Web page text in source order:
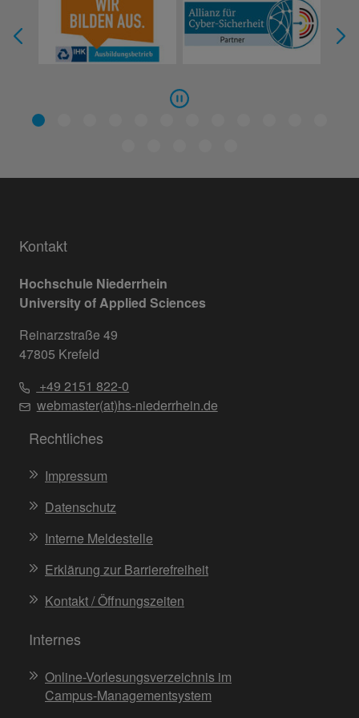
Kontakt
Hochschule Niederrhein
University of Applied Sciences
Reinarzstraße 49
47805 Krefeld
+49 2151 822-0
webmaster(at)hs-niederrhein.de
Rechtliches
Impressum
Datenschutz
Interne Meldestelle
Erklärung zur Barrierefreiheit
Kontakt / Öffnungszeiten
Internes
Online-Vorlesungsverzeichnis im
Campus-Managementsystem